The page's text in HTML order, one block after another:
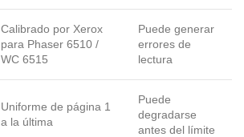
Calibrado por Xerox
para Phaser 6510 /
WC 6515
Puede generar
errores de
lectura
Uniforme de página 1
a la última
Puede
degradarse
antes del límite